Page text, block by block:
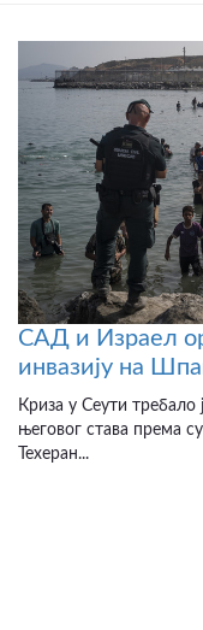
САД и Израел
инвазију на
Криза у Сеути требало
његовог става према
Техеран...